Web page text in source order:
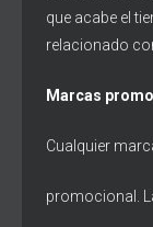
que acabe el
relacionado
Marcas
Cualquier
promocional.